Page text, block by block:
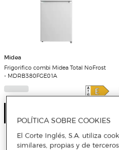
Midea
Frigorifico combi Midea Total NoFrost
- MDRB380FGE01A
POLÍTICA SOBRE COOKIES
El Corte Inglés, S.A. utiliza
similares, propias y de